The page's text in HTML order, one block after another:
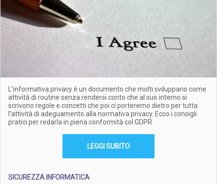
L’informativa privacy è un documento che molti sviluppano come
attività di routine senza rendersi conto che al suo interno si
scrivono regole e concetti che poi ci porteremo dietro per tutta
l’attività di adeguamento alla normativa privacy. Ecco i consigli
pratici per redarla in piena conformità col GDPR
LEGGI SUBITO
SICUREZZA INFORMATICA